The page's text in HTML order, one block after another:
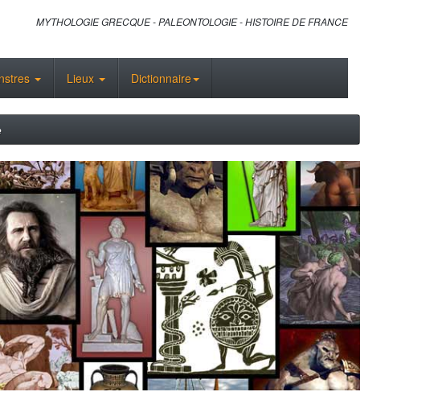
MYTHOLOGIE GRECQUE - PALEONTOLOGIE - HISTOIRE DE FRANCE
Lieux Dictionnaire